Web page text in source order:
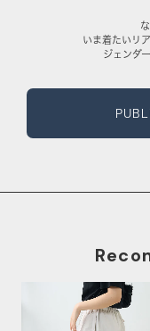
いま着たいリ
ジェンダ